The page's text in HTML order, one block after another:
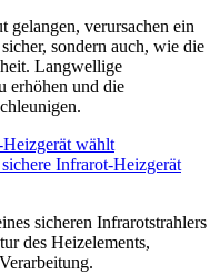
gelangen, verursachen ein
sondern auch, wie die
Langwellige
erhöhen und die
Infrarot-Heizgerät
sicheren Infrarotstrahlers
des Heizelements,